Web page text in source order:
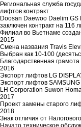
Региональная служба
лифтов контракт
Doosan Daewoo Daelim
заключен контракт на 116
Филиал во Вьетнаме
2015
Смена названия Travis
Выбран как 10-100
Благодарственная
2016
Экспорт лифтов LG
Экспорт лифтов
LH Corporation Suwon
2017
Проект замены старого
2018
Знак отличия от
Начато техническое